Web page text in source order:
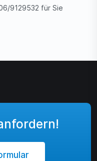
9129532 für Sie